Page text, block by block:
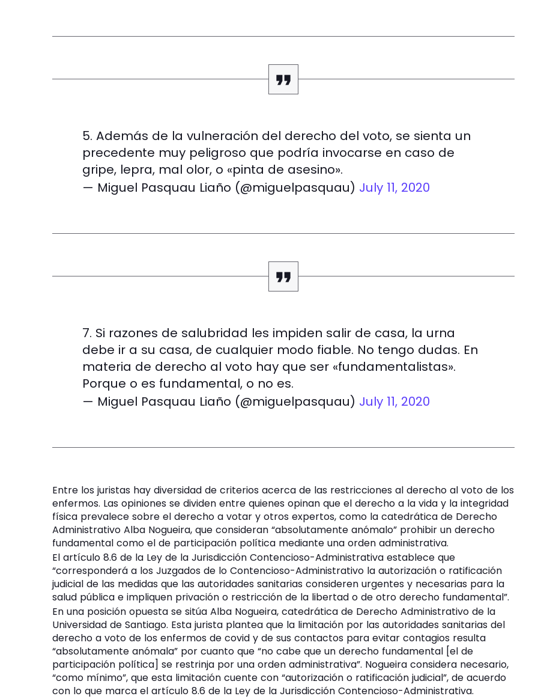
5. Además de la vulneración del derecho del voto, se sienta un
precedente muy peligroso que podría invocarse en caso de
gripe, lepra, mal olor, o «pinta de asesino».
— Miguel Pasquau Liaño (@miguelpasquau) July 11, 2020
7. Si razones de salubridad les impiden salir de casa, la urna
debe ir a su casa, de cualquier modo fiable. No tengo dudas. En
materia de derecho al voto hay que ser «fundamentalistas».
Porque o es fundamental, o no es.
— Miguel Pasquau Liaño (@miguelpasquau) July 11, 2020
Entre los juristas hay diversidad de criterios acerca de las restricciones al derecho al voto de los
enfermos. Las opiniones se dividen entre quienes opinan que el derecho a la vida y la integridad
física prevalece sobre el derecho a votar y otros expertos, como la catedrática de Derecho
Administrativo Alba Nogueira, que consideran “absolutamente anómalo” prohibir un derecho
fundamental como el de participación política mediante una orden administrativa.
El artículo 8.6 de la Ley de la Jurisdicción Contencioso-Administrativa establece que
“corresponderá a los Juzgados de lo Contencioso-Administrativo la autorización o ratificación
judicial de las medidas que las autoridades sanitarias consideren urgentes y necesarias para la
salud pública e impliquen privación o restricción de la libertad o de otro derecho fundamental”.
En una posición opuesta se sitúa Alba Nogueira, catedrática de Derecho Administrativo de la
Universidad de Santiago. Esta jurista plantea que la limitación por las autoridades sanitarias del
derecho a voto de los enfermos de covid y de sus contactos para evitar contagios resulta
“absolutamente anómala” por cuanto que “no cabe que un derecho fundamental [el de
participación política] se restrinja por una orden administrativa”. Nogueira considera necesario,
“como mínimo”, que esta limitación cuente con “autorización o ratificación judicial”, de acuerdo
con lo que marca el artículo 8.6 de la Ley de la Jurisdicción Contencioso-Administrativa.